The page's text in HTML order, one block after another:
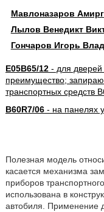
Мавлоназаров
Лылов Венедикт
Гончаров Игорь
E05B65/12- для дверей
преимущество;
транспортных средств
B60R7/06- на панелях
Полезная модель
касается механизма
приборов
использована в
автобиля. Применение